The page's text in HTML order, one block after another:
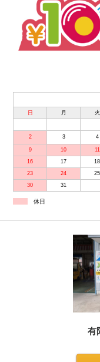
日 月 火
2 3 4
9 10 11
16
17 18
23
24 25
30
31
休日
有